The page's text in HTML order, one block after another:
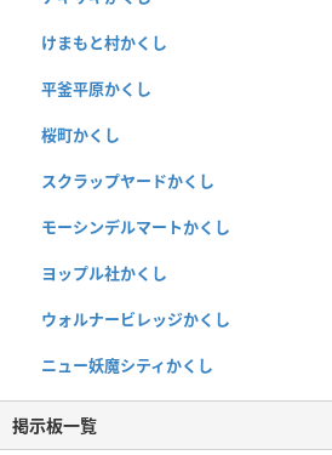
けまもと村かくし
平釜平原かくし
桜町かくし
スクラップヤードかくし
モーシンデルマートかくし
ヨップル社かくし
ウォルナービレッジかくし
ニュー妖魔シティかくし
掲示板一覧